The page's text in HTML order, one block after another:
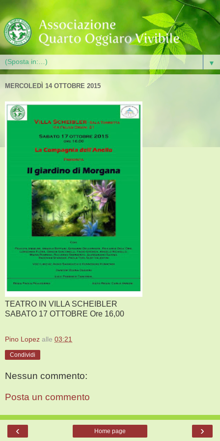
▼
MERCOLEDÌ 14 OTTOBRE 2015
TEATRO IN VILLA SCHEIBLER
SABATO 17 OTTOBRE Ore 16,00
Pino Lopez alle 03:21
Condividi
Nessun commento:
Posta un commento
‹ ›
Home page